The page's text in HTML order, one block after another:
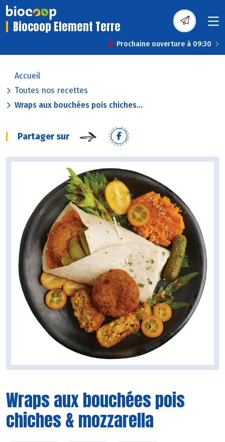
Biocoop Element Terre
Prochaine ouverture à 09:30
Accueil
Toutes nos recettes
Wraps aux bouchées pois chiches...
Partager sur
Wraps aux bouchées pois
chiches & mozzarella